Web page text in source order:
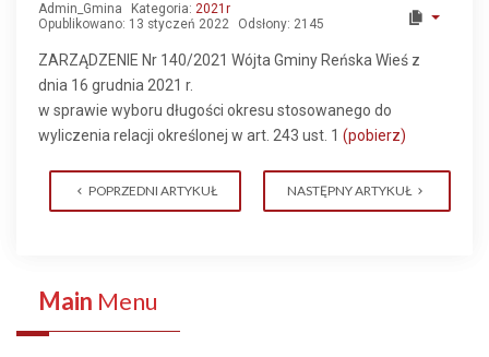
Admin_Gmina Kategoria: 2021r
Opublikowano: 13 styczeń 2022
Odsłony: 2145
ZARZĄDZENIE Nr 140/2021 Wójta Gminy Reńska Wieś z
dnia 16 grudnia 2021 r.
w sprawie wyboru długości okresu stosowanego do
wyliczenia relacji określonej w art. 243 ust. 1 (pobierz)
POPRZEDNI ARTYKUŁ NASTĘPNY ARTYKUŁ
Main Menu